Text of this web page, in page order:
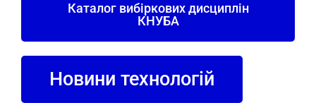
Каталог вибіркових дисциплін
КНУБА
Новини технологій